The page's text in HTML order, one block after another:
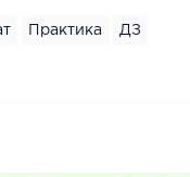
Практика ДЗ